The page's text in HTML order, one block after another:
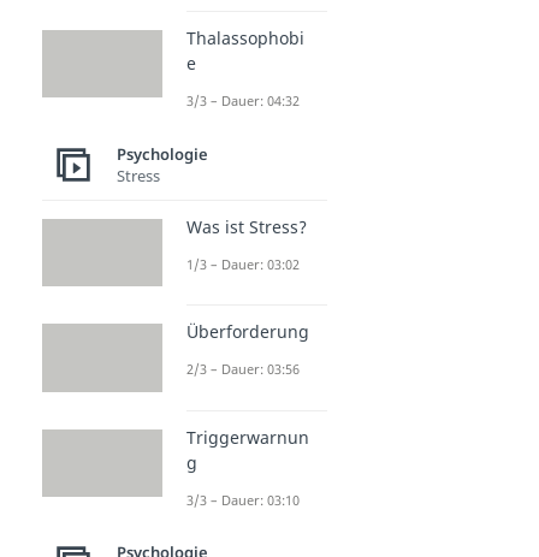
Thalassophobi
e
3/3 – Dauer: 04:32
Psychologie
Stress
Was ist Stress?
1/3 – Dauer: 03:02
Überforderung
2/3 – Dauer: 03:56
Triggerwarnun
g
3/3 – Dauer: 03:10
Psychologie